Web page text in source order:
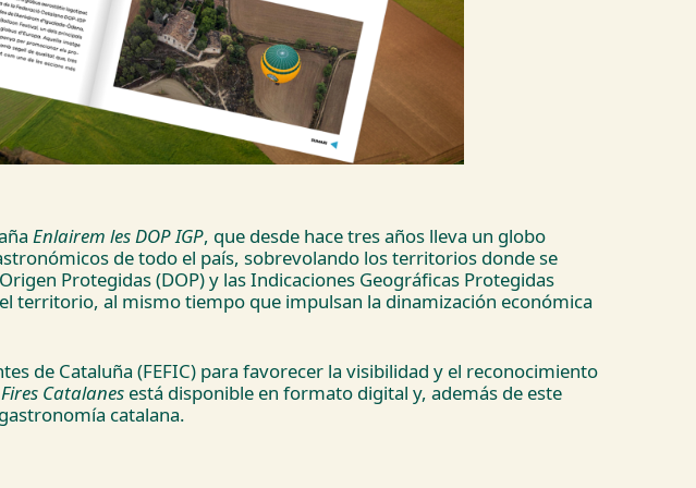
Enlairem les DOP IGP, que desde hace tres años lleva un globo
de todo el país, sobrevolando los territorios donde se
Protegidas (DOP) y las Indicaciones Geográficas Protegidas
territorio, al mismo tiempo que impulsan la dinamización económica
de Cataluña (FEFIC) para favorecer la visibilidad y el reconocimiento
Fires Catalanesestá disponible en formato digital y, además de este
catalana.